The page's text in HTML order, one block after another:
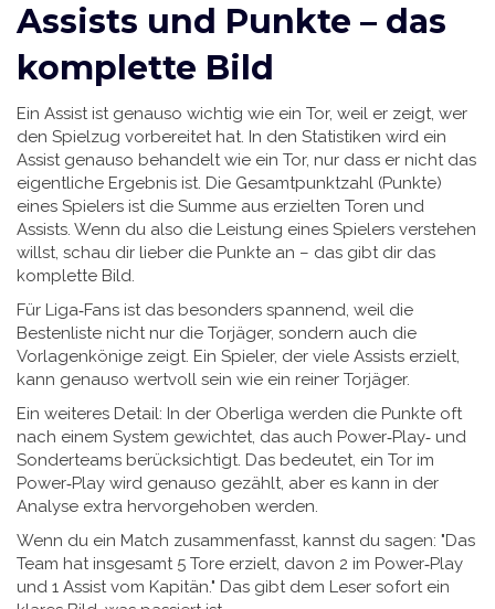
Assists und Punkte – das
komplette Bild
Ein Assist ist genauso wichtig wie ein Tor, weil er zeigt, wer
den Spielzug vorbereitet hat. In den Statistiken wird ein
Assist genauso behandelt wie ein Tor, nur dass er nicht das
eigentliche Ergebnis ist. Die Gesamtpunktzahl (Punkte)
eines Spielers ist die Summe aus erzielten Toren und
Assists. Wenn du also die Leistung eines Spielers verstehen
willst, schau dir lieber die Punkte an – das gibt dir das
komplette Bild.
Für Liga‑Fans ist das besonders spannend, weil die
Bestenliste nicht nur die Torjäger, sondern auch die
Vorlagenkönige zeigt. Ein Spieler, der viele Assists erzielt,
kann genauso wertvoll sein wie ein reiner Torjäger.
Ein weiteres Detail: In der Oberliga werden die Punkte oft
nach einem System gewichtet, das auch Power‑Play‑ und
Sonderteams berücksichtigt. Das bedeutet, ein Tor im
Power‑Play wird genauso gezählt, aber es kann in der
Analyse extra hervorgehoben werden.
Wenn du ein Match zusammenfasst, kannst du sagen: "Das
Team hat insgesamt 5 Tore erzielt, davon 2 im Power‑Play
und 1 Assist vom Kapitän." Das gibt dem Leser sofort ein